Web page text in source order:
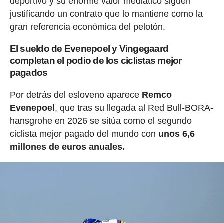
justificando un contrato que lo mantiene como la
gran referencia económica del pelotón.
El sueldo de Evenepoel y Vingegaard
completan el podio de los ciclistas mejor
pagados
Por detrás del esloveno aparece Remco
Evenepoel , que tras su llegada al Red Bull-BORA-
hansgrohe en 2026 se sitúa como el segundo
ciclista mejor pagado del mundo con unos 6,6
millones de euros anuales.